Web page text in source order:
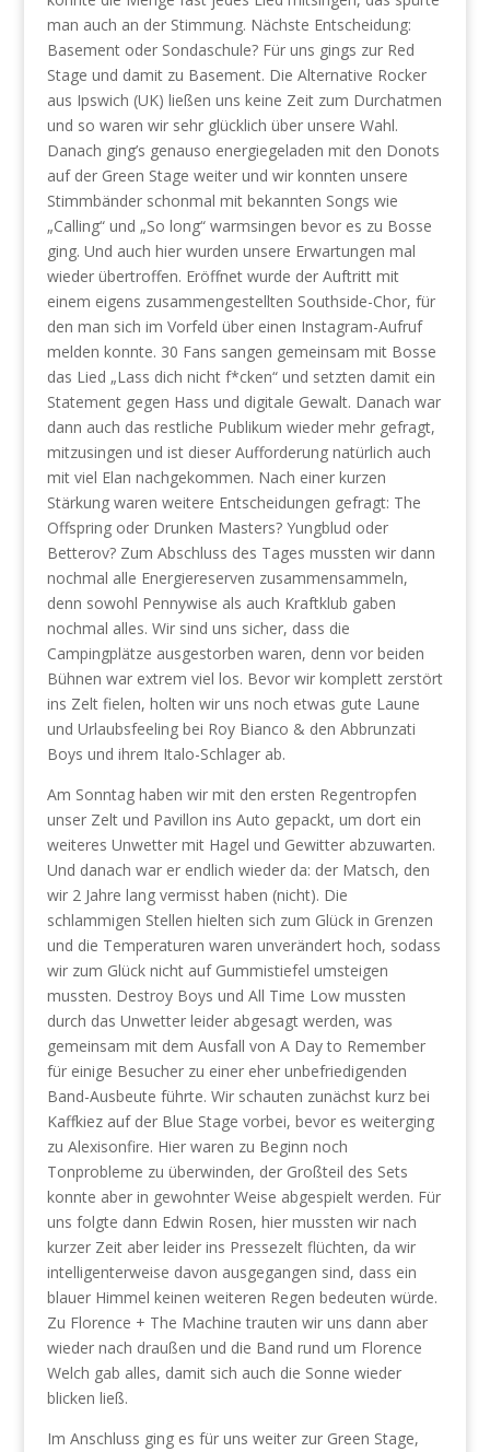
man auch an der Stimmung. Nächste Entscheidung:
Basement oder Sondaschule? Für uns gings zur Red
Stage und damit zu Basement. Die Alternative Rocker
aus Ipswich (UK) ließen uns keine Zeit zum Durchatmen
und so waren wir sehr glücklich über unsere Wahl.
Danach ging’s genauso energiegeladen mit den Donots
auf der Green Stage weiter und wir konnten unsere
Stimmbänder schonmal mit bekannten Songs wie
„Calling“ und „So long“ warmsingen bevor es zu Bosse
ging. Und auch hier wurden unsere Erwartungen mal
wieder übertroffen. Eröffnet wurde der Auftritt mit
einem eigens zusammengestellten Southside-Chor, für
den man sich im Vorfeld über einen Instagram-Aufruf
melden konnte. 30 Fans sangen gemeinsam mit Bosse
das Lied „Lass dich nicht f*cken“ und setzten damit ein
Statement gegen Hass und digitale Gewalt. Danach war
dann auch das restliche Publikum wieder mehr gefragt,
mitzusingen und ist dieser Aufforderung natürlich auch
mit viel Elan nachgekommen. Nach einer kurzen
Stärkung waren weitere Entscheidungen gefragt: The
Offspring oder Drunken Masters? Yungblud oder
Betterov? Zum Abschluss des Tages mussten wir dann
nochmal alle Energiereserven zusammensammeln,
denn sowohl Pennywise als auch Kraftklub gaben
nochmal alles. Wir sind uns sicher, dass die
Campingplätze ausgestorben waren, denn vor beiden
Bühnen war extrem viel los. Bevor wir komplett zerstört
ins Zelt fielen, holten wir uns noch etwas gute Laune
und Urlaubsfeeling bei Roy Bianco & den Abbrunzati
Boys und ihrem Italo-Schlager ab.
Am Sonntag haben wir mit den ersten Regentropfen
unser Zelt und Pavillon ins Auto gepackt, um dort ein
weiteres Unwetter mit Hagel und Gewitter abzuwarten.
Und danach war er endlich wieder da: der Matsch, den
wir 2 Jahre lang vermisst haben (nicht). Die
schlammigen Stellen hielten sich zum Glück in Grenzen
und die Temperaturen waren unverändert hoch, sodass
wir zum Glück nicht auf Gummistiefel umsteigen
mussten. Destroy Boys und All Time Low mussten
durch das Unwetter leider abgesagt werden, was
gemeinsam mit dem Ausfall von A Day to Remember
für einige Besucher zu einer eher unbefriedigenden
Band-Ausbeute führte. Wir schauten zunächst kurz bei
Kaffkiez auf der Blue Stage vorbei, bevor es weiterging
zu Alexisonfire. Hier waren zu Beginn noch
Tonprobleme zu überwinden, der Großteil des Sets
konnte aber in gewohnter Weise abgespielt werden. Für
uns folgte dann Edwin Rosen, hier mussten wir nach
kurzer Zeit aber leider ins Pressezelt flüchten, da wir
intelligenterweise davon ausgegangen sind, dass ein
blauer Himmel keinen weiteren Regen bedeuten würde.
Zu Florence + The Machine trauten wir uns dann aber
wieder nach draußen und die Band rund um Florence
Welch gab alles, damit sich auch die Sonne wieder
blicken ließ.
Im Anschluss ging es für uns weiter zur Green Stage,